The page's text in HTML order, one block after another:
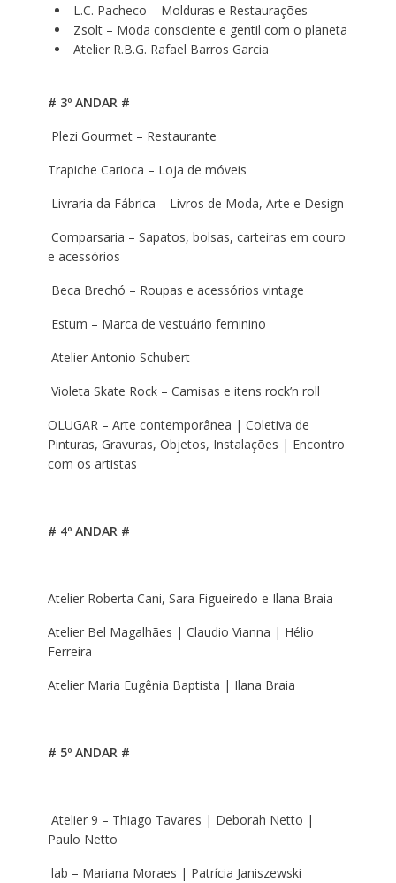
L.C. Pacheco – Molduras e Restaurações
Zsolt – Moda consciente e gentil com o planeta
Atelier R.B.G. Rafael Barros Garcia
# 3º ANDAR #
Plezi Gourmet – Restaurante
Trapiche Carioca – Loja de móveis
Livraria da Fábrica – Livros de Moda, Arte e Design
Comparsaria – Sapatos, bolsas, carteiras em couro
e acessórios
Beca Brechó – Roupas e acessórios vintage
Estum – Marca de vestuário feminino
Atelier Antonio Schubert
Violeta Skate Rock – Camisas e itens rock’n roll
OLUGAR – Arte contemporânea | Coletiva de
Pinturas, Gravuras, Objetos, Instalações | Encontro
com os artistas
# 4º ANDAR #
Atelier Roberta Cani, Sara Figueiredo e Ilana Braia
Atelier Bel Magalhães | Claudio Vianna | Hélio
Ferreira
Atelier Maria Eugênia Baptista | Ilana Braia
# 5º ANDAR #
Atelier 9 – Thiago Tavares | Deborah Netto |
Paulo Netto
lab – Mariana Moraes | Patrícia Janiszewski